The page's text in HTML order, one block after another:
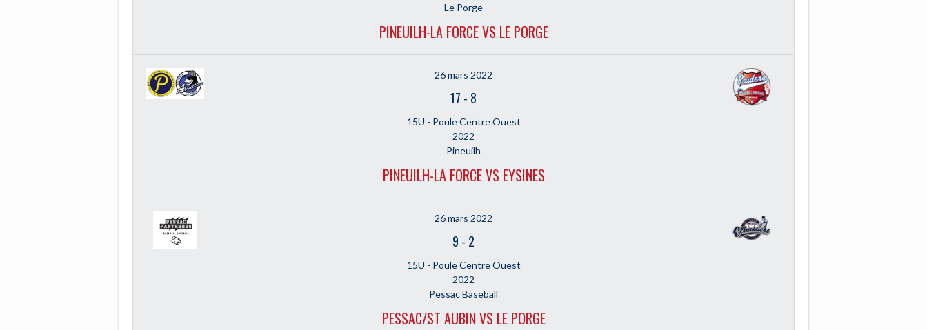
Le Porge
PINEUILH-LA FORCE VS LE PORGE
26 mars 2022
17 - 8
15U - Poule Centre Ouest
2022
Pineuilh
PINEUILH-LA FORCE VS EYSINES
26 mars 2022
9 - 2
15U - Poule Centre Ouest
2022
Pessac Baseball
PESSAC/ST AUBIN VS LE PORGE